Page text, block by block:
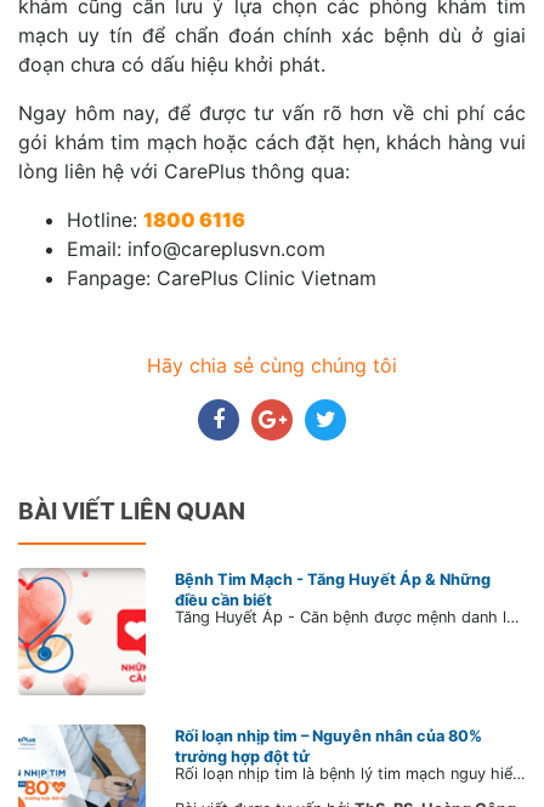
khám cũng cần lưu ý lựa chọn các phòng khám tim
mạch uy tín để chẩn đoán chính xác bệnh dù ở giai
đoạn chưa có dấu hiệu khởi phát.
Ngay hôm nay, để được tư vấn rõ hơn về chi phí các
gói khám tim mạch hoặc cách đặt hẹn, khách hàng vui
lòng liên hệ với CarePlus thông qua:
Hotline: 1800 6116
Email: info@careplusvn.com
Fanpage: CarePlus Clinic Vietnam
Hãy chia sẻ cùng chúng tôi
BÀI VIẾT LIÊN QUAN
Bệnh Tim Mạch - Tăng Huyết Áp & Những
điều cần biết
Tăng Huyết Áp - Căn bệnh được mệnh danh là kẻ giết người thầm lặng SỐ 1. Dù bạn có đang bị tăng huyết áp hay không, hãy dành ít phút cập nhật kiến thức về căn bệnh này ngay để bảo vệ sức khỏe cho chính mình và những người thân yêu, bằng cách lắng nghe những chia sẻ của Bs. Trần Lê Vũ để hiểu rõ hơn về nguyên nhân, cách điều trị và phòng ngừa bệnh.
Rối loạn nhịp tim – Nguyên nhân của 80%
trường hợp đột tử
Rối loạn nhịp tim là bệnh lý tim mạch nguy hiểm, gây cảm giác hồi hộp, đau tức ngực, khó thở và là nguyên nhân của 80% trường hợp đột tử hiện nay.